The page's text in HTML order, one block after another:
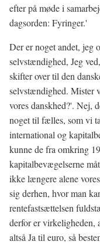
efter på møde i
dagsorden: Fyringer.'
Der er noget andet, jeg
selvstændighed, Jeg
skifter over til den
selvstændighed. Mister
vores danskhed?'. Nej,
noget til fælles, som vi
international og
kunne de fra omkring
kapitalbevægelserne
ikke længere alene
sig derhen, hvor man
rentefastsættelsen
derfor er virkeligheden,
altså Ja til euro, så